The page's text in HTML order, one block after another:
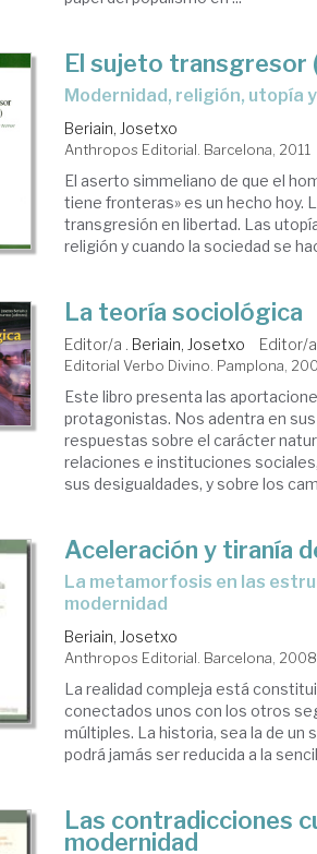
El sujeto transgresor
modernidad, religión, utopía
Beriain, Josetxo
Anthropos Editorial. Barcelona, 2011
El aserto simmeliano de que el
tiene fronteras» es un hecho hoy.
transgresión en libertad. Las
religión y cuando la sociedad se
La teoría sociológica
Editor/a . Beriain, Josetxo Editor/a
Editorial Verbo Divino. Pamplona,
Este libro presenta las
protagonistas. Nos adentra en
respuestas sobre el carácter
relaciones e instituciones
sus desigualdades, y sobre los
Aceleración y tiranía
la metamorfosis en las estructuras temporales de la
modernidad
Beriain, Josetxo
Anthropos Editorial. Barcelona, 2008
La realidad compleja está
conectados unos con los otros
múltiples. La historia, sea la de un
podrá jamás ser reducida a la
Las contradicciones
modernidad